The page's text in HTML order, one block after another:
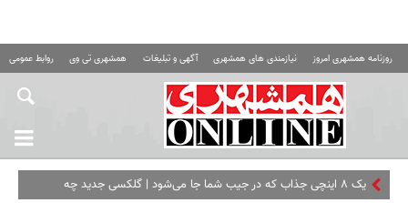
روزنامه همشهری امروز نیازمندی های همشهری آگهی و تبلیغات همشهری تی وی روابط عمومی
یک ۸ اینچی جذاب که در جیب شما جا می‌شود | گلکسی جدید چه